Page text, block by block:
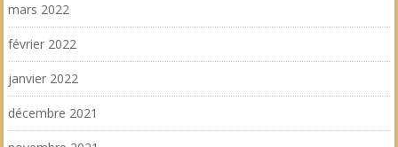
mars 2022
février 2022
janvier 2022
décembre 2021